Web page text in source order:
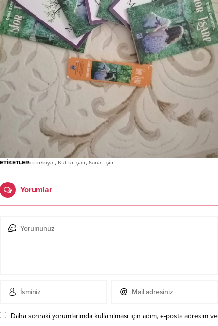
ETİKETLER: edebiyat, Kültür, şair, Sanat, şiir
Yorumlar
Daha sonraki yorumlarımda kullanılması için adım, e-posta adresim ve